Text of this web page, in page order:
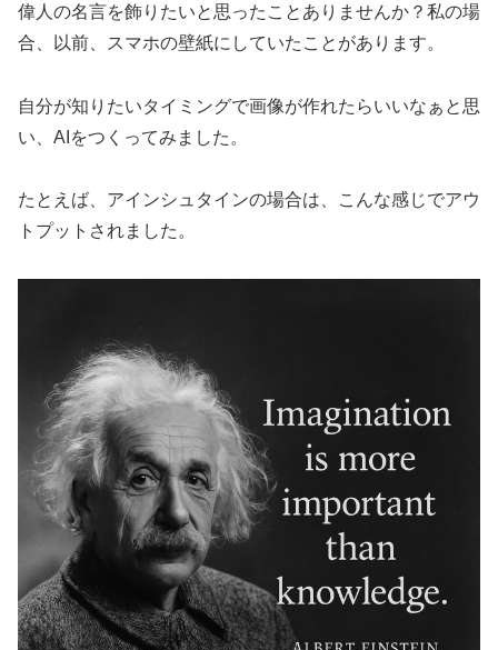
偉人の名言を飾りたいと思ったことありませんか？私の場
合、以前、スマホの壁紙にしていたことがあります。
自分が知りたいタイミングで画像が作れたらいいなぁと思
い、AIをつくってみました。
たとえば、アインシュタインの場合は、こんな感じでアウ
トプットされました。